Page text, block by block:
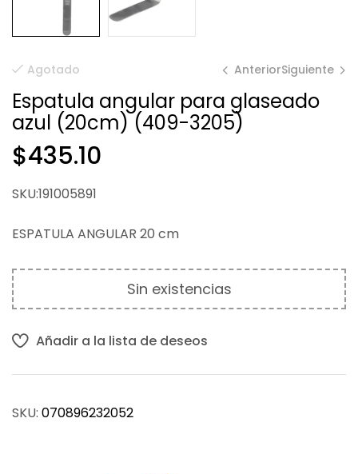
Agotado Anterior
$ 304.48
Siguiente
$ 246.73
Espatula angular para glaseado
azul (20cm) (409-3205)
$435.10
SKU:191005891
ESPATULA ANGULAR 20 cm
Sin existencias
Añadir a la lista de deseos
SKU: 070896232052